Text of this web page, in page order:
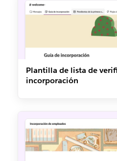
Plantilla de lista de
incorporación